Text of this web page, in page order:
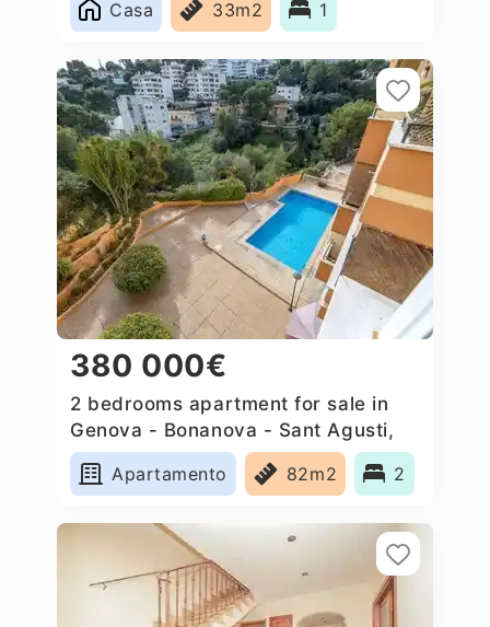
Casa 33m2 1
380 000€
2 bedrooms apartment for sale in
Genova - Bonanova - Sant Agusti,
Spain
Apartamento
82m2 2